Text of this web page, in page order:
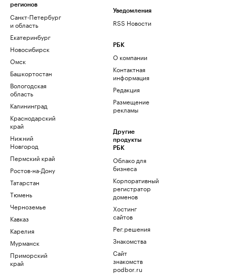
регионов
Санкт-Петербург
и область
Екатеринбург
Новосибирск
Омск
Башкортостан
Вологодская
область
Калининград
Краснодарский
край
Нижний
Новгород
Пермский край
Ростов-на-Дону
Татарстан
Тюмень
Черноземье
Кавказ
Карелия
Мурманск
Приморский
край
Уведомления
RSS Новости
РБК
О компании
Контактная
информация
Редакция
Размещение
рекламы
Другие
продукты
РБК
Облако для
бизнеса
Корпоративный
регистратор
доменов
Хостинг
сайтов
Рег.решения
Знакомства
Сайт
знакомств
podbor.ru